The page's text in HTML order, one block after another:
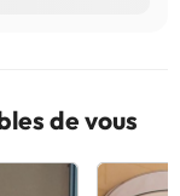
de vous